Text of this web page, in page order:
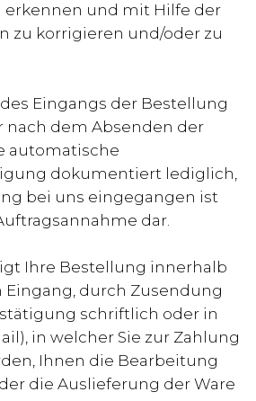
erkennen und mit Hilfe der
zu korrigieren und/oder zu
Eingangs der Bestellung
dem Absenden der
automatische
dokumentiert lediglich,
bei uns eingegangen ist
dar.
Ihre Bestellung innerhalb
Eingang, durch Zusendung
schriftlich oder in
in welcher Sie zur Zahlung
Ihnen die Bearbeitung
die Auslieferung der Ware